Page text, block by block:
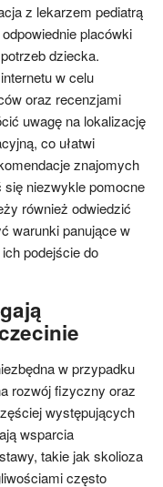
z lekarzem pediatrą
placówki
dziecka.
w celu
oraz recenzjami
uwagę na lokalizację
co ułatwi
znajomych
niezwykle pomocne
również odwiedzić
warunki panujące w
podejście do
w przypadku
rozwój fizyczny oraz
występujących
wsparcia
takie jak skolioza
często